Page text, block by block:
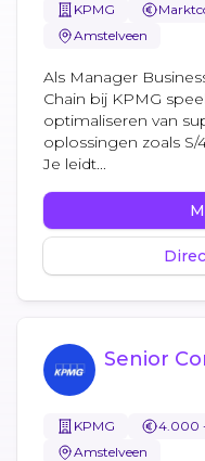
KPMG
Amstelveen
Als Manager
Chain bij KPMG
optimaliseren van
oplossingen zoals S/
Je leidt...
Senior
KPMG 4.000
Amstelveen